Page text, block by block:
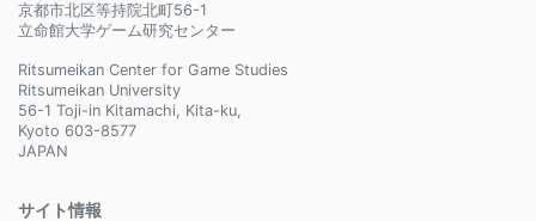
京都市北区等持院北町56-1
立命館大学ゲーム研究センター
Ritsumeikan Center for Game Studies
Ritsumeikan University
56-1 Toji-in Kitamachi, Kita-ku,
Kyoto 603-8577
JAPAN
サイト情報